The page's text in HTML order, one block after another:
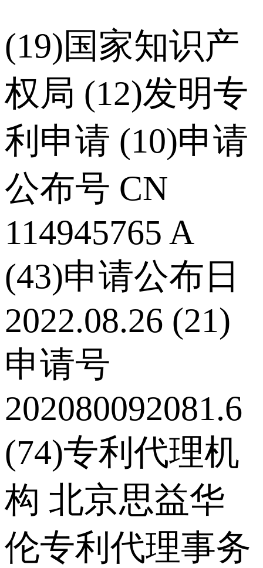
(19)国家知识产
权局 (12)发明专
利申请 (10)申请
公布号 CN
114945765 A
(43)申请公布日
2022.08.26 (21)
申请号
202080092081.6
(74)专利代理机
构 北京思益华
伦专利代理事务